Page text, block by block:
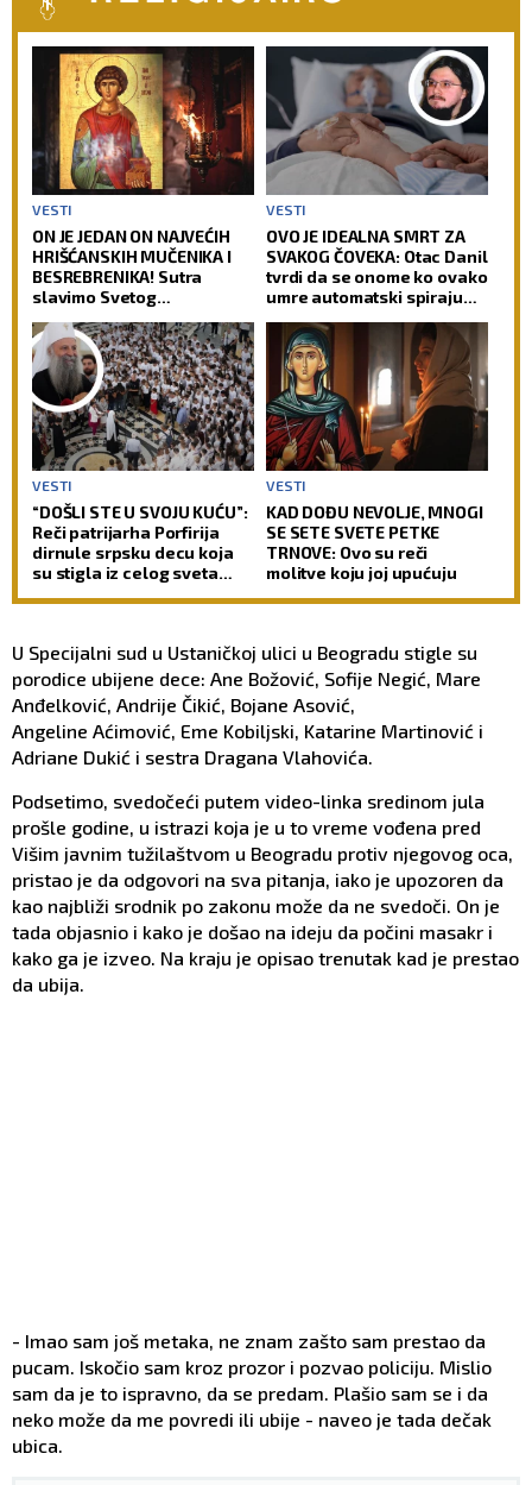
VESTI
ON JE JEDAN ON NAJVEĆIH
HRIŠĆANSKIH MUČENIKA I
BESREBRENIKA! Sutra
slavimo Svetog
Pantelejmona!
VESTI
OVO JE IDEALNA SMRT ZA
SVAKOG ČOVEKA: Otac Danil
tvrdi da se onome ko ovako
umre automatski spiraju
VESTI
“DOŠLI STE U SVOJU KUĆU”:
Reči patrijarha Porfirija
dirnule srpsku decu koja
su stigla iz celog sveta
VESTI
KAD DOĐU NEVOLJE, MNOGI
SE SETE SVETE PETKE
TRNOVE: Ovo su reči
molitve koju joj upućuju
U Specijalni sud u Ustaničkoj ulici u Beogradu stigle su
porodice ubijene dece: Ane Božović, Sofije Negić, Mare
Anđelković, Andrije Čikić, Bojane Asović,
Angeline Aćimović, Eme Kobiljski, Katarine Martinović i
Adriane Dukić i sestra Dragana Vlahovića.
Podsetimo, svedočeći putem video-linka sredinom jula
prošle godine, u istrazi koja je u to vreme vođena pred
Višim javnim tužilaštvom u Beogradu protiv njegovog oca,
pristao je da odgovori na sva pitanja, iako je upozoren da
kao najbliži srodnik po zakonu može da ne svedoči. On je
tada objasnio i kako je došao na ideju da počini masakr i
kako ga je izveo. Na kraju je opisao trenutak kad je prestao
da ubija.
- Imao sam još metaka, ne znam zašto sam prestao da
pucam. Iskočio sam kroz prozor i pozvao policiju. Mislio
sam da je to ispravno, da se predam. Plašio sam se i da
neko može da me povredi ili ubije - naveo je tada dečak
ubica.